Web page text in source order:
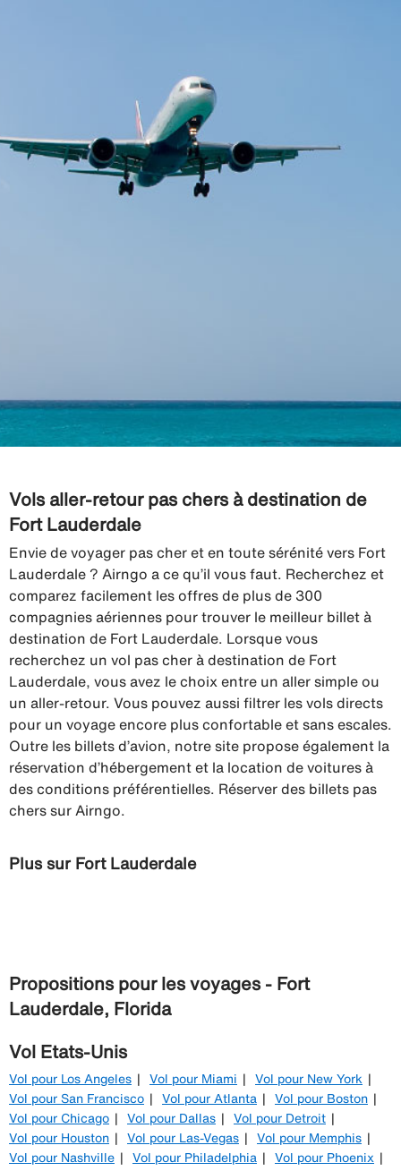
Vols aller-retour pas chers à destination de
Fort Lauderdale
Envie de voyager pas cher et en toute sérénité vers Fort
Lauderdale ? Airngo a ce qu’il vous faut. Recherchez et
comparez facilement les offres de plus de 300
compagnies aériennes pour trouver le meilleur billet à
destination de Fort Lauderdale. Lorsque vous
recherchez un vol pas cher à destination de Fort
Lauderdale, vous avez le choix entre un aller simple ou
un aller-retour. Vous pouvez aussi filtrer les vols directs
pour un voyage encore plus confortable et sans escales.
Outre les billets d’avion, notre site propose également la
réservation d’hébergement et la location de voitures à
des conditions préférentielles. Réserver des billets pas
chers sur Airngo.
Plus sur Fort Lauderdale
Propositions pour les voyages - Fort
Lauderdale, Florida
Vol Etats-Unis
Vol pour Los Angeles Vol pour Miami
Vol pour New York
Vol pour San Francisco
Vol pour Atlanta
Vol pour Boston
Vol pour Chicago
Vol pour Dallas
Vol pour Detroit
Vol pour Houston
Vol pour Las-Vegas
Vol pour Memphis
Vol pour Nashville
Vol pour Philadelphia
Vol pour Phoenix